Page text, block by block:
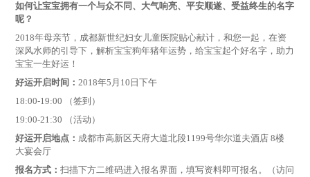
如何让宝宝拥有一个与众不同、大气响亮、平安顺遂、受益终生的名字
呢？
2018年母亲节，成都新世纪妇女儿童医院贴心献计，和您一起，在资
深风水师的引导下，解析宝宝狗年猪年运势，给宝宝起个好名字，助力
宝宝一生好运！
好运开启时间： 2018年5月10日下午
18:00-19:00 （签到）
19:00-21:30 （活动）
好运开启地点： 成都市高新区天府大道北段1199号华尔道夫酒店 8楼
大宴会厅
报名方式：扫描下方二维码进入报名界面，填写资料即可报名。（访问